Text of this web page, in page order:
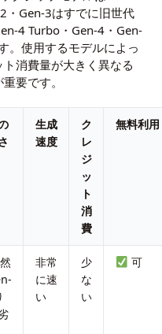
・Gen-3はすでに旧世代
4 Turbo・Gen-4・Gen-
。使用するモデルによっ
消費量が大きく異なる
要です。
生成
速度
ク
レ
ジ
ッ
ト
消
費
無料利用
非常
に速
い
少
な
い
可